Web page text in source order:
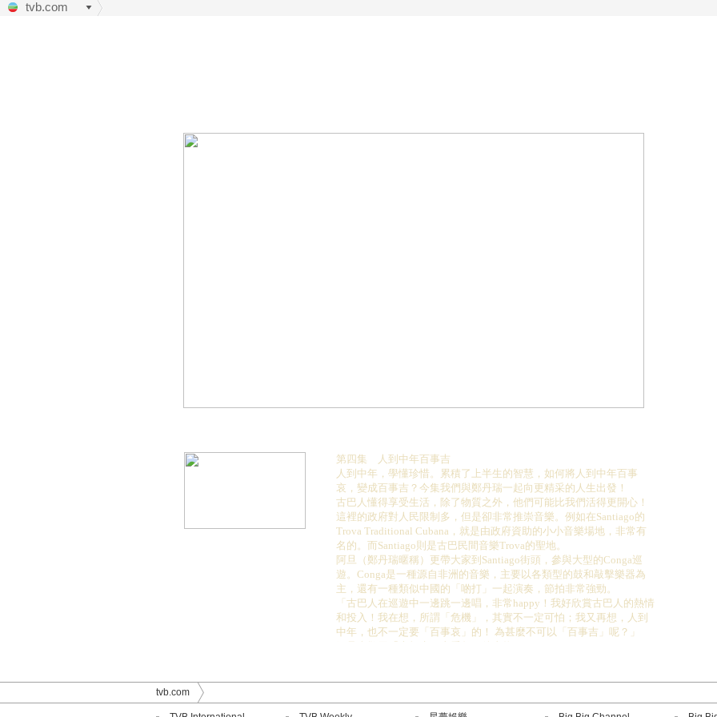
tvb.com
第四集 人到中年百事吉
人到中年，學懂珍惜。累積了上半生的智慧，如何將人到中年百事
哀，變成百事吉？今集我們與鄭丹瑞一起向更精采的人生出發！
古巴人懂得享受生活，除了物質之外，他們可能比我們活得更開心！
這裡的政府對人民限制多，但是卻非常推崇音樂。例如在Santiago的
Trova Traditional Cubana，就是由政府資助的小小音樂場地，非常有
名的。而Santiago則是古巴民間音樂Trova的聖地。
阿旦（鄭丹瑞暱稱）更帶大家到Santiago街頭，參與大型的Conga巡
遊。Conga是一種源自非洲的音樂，主要以各類型的鼓和敲擊樂器為
主，還有一種類似中國的「啲打」一起演奏，節拍非常強勁。
「古巴人在巡遊中一邊跳一邊唱，非常happy！我好欣賞古巴人的熱情
和投入！我在想，所謂「危機」，其實不一定可怕；我又再想，人到
中年，也不一定要「百事哀」的！ 為甚麼不可以「百事吉」呢？」
離夏灣拿兩個小時車程的Varadero，是加勒比海其中一個最大、最靚、
tvb.com